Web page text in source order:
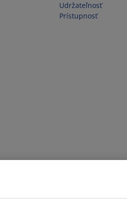
Udržateľnosť
Prístupnosť